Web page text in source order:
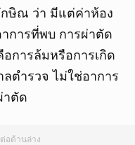
กษิณ ว่า มีแต่ค่าห้อง
การที่พบ การผ่าตัด
การล้มหรือการเกิด
ตำรวจ ไม่ใช่อาการ
าตัด
อด้านล่าง